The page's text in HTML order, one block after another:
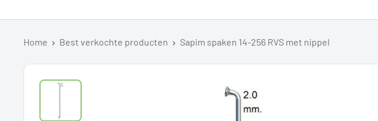
Home Best verkochte producten Sapim spaken 14-256 RVS met nippel